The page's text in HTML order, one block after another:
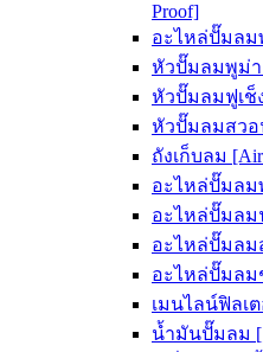
Proof]
อะไหล่ปั๊มลม
หัวปั๊มลมพูม่า
หัวปั๊มลมฟูเช็ง
หัวปั๊มลมสวอ
ถังเก็บลม [Air
อะไหล่ปั๊มลมพู
อะไหล่ปั๊มลมฟู
อะไหล่ปั๊มลมส
อะไหล่ปั๊มลมช
เมนไลน์ฟิลเต
น้ำมันปั๊มลม [